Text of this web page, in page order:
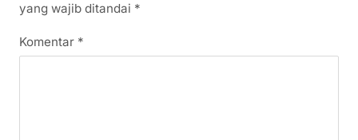
yang wajib ditandai *
Komentar *